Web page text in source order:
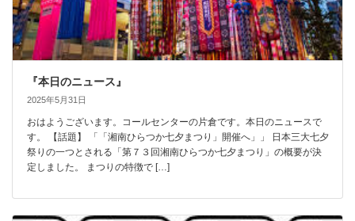
『本日のニュース』
2025年5月31日
おはようございます。コールセンターの片倉です。本日のニュースで
す。 【話題】 「「湘南ひらつか七夕まつり」開催へ」」 日本三大七夕
祭りの一つとされる「第７３回湘南ひらつか七夕まつり」の概要が決
定しました。 まつりの特徴で […]